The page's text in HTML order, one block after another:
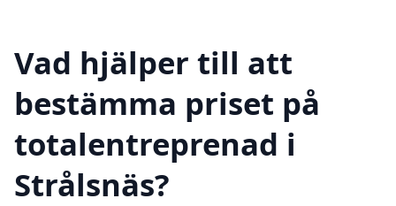
Vad hjälper till att
bestämma priset på
totalentreprenad i
Strålsnäs?